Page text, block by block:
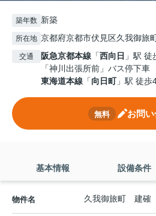
築年数 新築
所在地 京都府京都市伏見区久我御旅
交通 阪急京都本線 「西向日 」駅 徒
「神川出張所前」バス停下
東海道本線 「向日町」駅 徒歩
無料 お問
基本情報 設備条件
物件名 久我御旅町 建確